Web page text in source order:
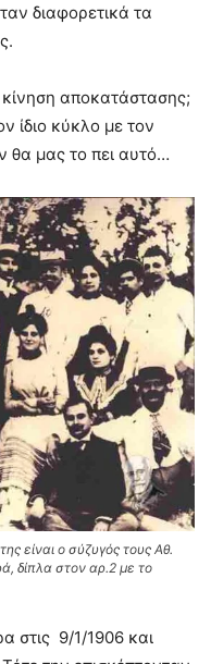
διαφορετικά τα
αποκατάστασης;
ίδιο κύκλο με τον
θα μας το πει αυτό…
είναι ο σύζυγός τους Αθ.
δίπλα στον αρ.2 με το
στις 9/1/1906 και